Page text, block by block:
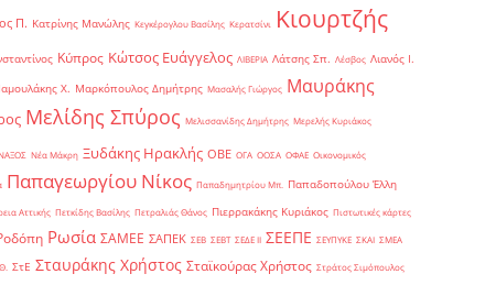
Π. Κατρίνης Μανώλης Κεγκέρογλου Βασίλης Κερατσίνι
Κιουρτζής
Κύπρος Κώτσος Ευάγγελος ΛΙΒΕΡΙΑ Λάτσης Σπ. Λέσβος Λιανός Ι.
Χ. Μαρκόπουλος Δημήτρης Μασαλής Γιώργος Μαυράκης
Μελίδης Σπύρος Μελισσανίδης Δημήτρης Μερελής Κυριάκος
Νέα Μάκρη Ξυδάκης Ηρακλής ΟΒΕ ΟΓΑ ΟΟΣΑ ΟΦΑΕ Οικονομικός
Παπαγεωργίου Νίκος Παπαδημητρίου Μπ. Παπαδοπούλου Έλλη
Αττικής Πετκίδης Βασίλης Πετραλιάς Θάνος Πιερρακάκης Κυριάκος Πιστωτικές κάρτες
Ρωσία ΣΑΜΕΕ ΣΑΠΕΚ ΣΕΒ ΣΕΒΤ ΣΕΔΕ ΙΙ ΣΕΕΠΕ ΣΕΥΠΥΚΕ ΣΚΑΙ ΣΜΕΑ
ΣτΕ Σταυράκης Χρήστος Σταϊκούρας Χρήστος Στράτος Σιμόπουλος